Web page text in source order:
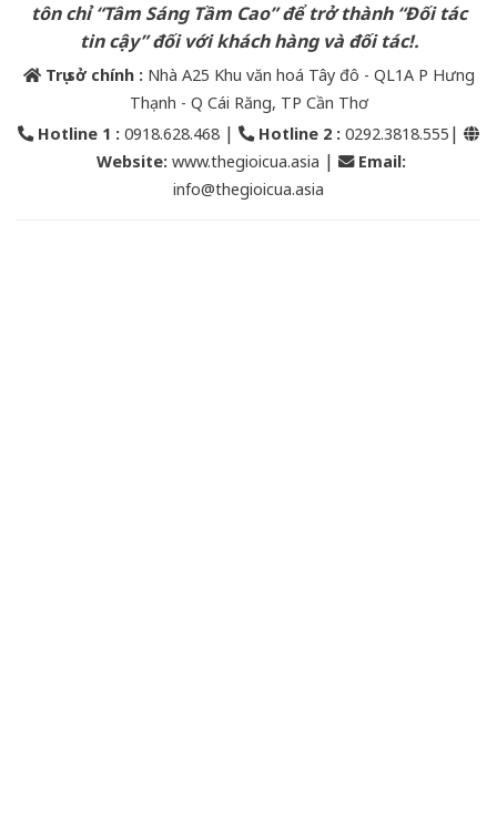
tôn chỉ “Tâm Sáng Tầm Cao” để trở thành “Đối tác
tin cậy” đối với khách hàng và đối tác!.
Trụ sở chính : Nhà A25 Khu văn hoá Tây đô - QL1A P Hưng
Thạnh - Q Cái Răng, TP Cần Thơ
Hotline 1 : 0918.628.468 | Hotline 2 : 0292.3818.555 |
Website: www.thegioicua.asia | Email:
info@thegioicua.asia